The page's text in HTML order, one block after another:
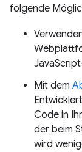
folgende
Mit dem
Code in
der beim
wird